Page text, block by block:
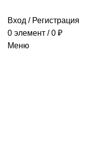
Вход / Регистрация
0 элемент / 0 ₽
Меню